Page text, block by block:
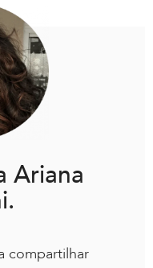
Ariana
compartilhar